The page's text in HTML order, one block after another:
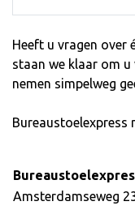
Heeft u vragen over
staan we klaar om
nemen simpelweg
Amsterdamseweg